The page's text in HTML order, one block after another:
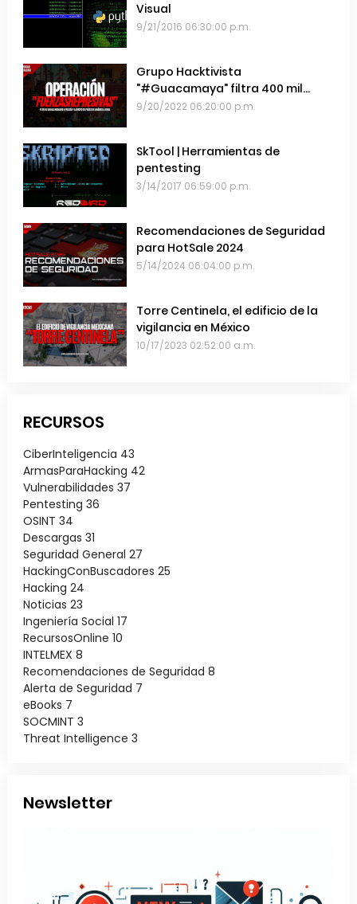
Visual
9/21/2016 06:30:00 p.m.
Grupo Hacktivista
"#Guacamaya" filtra 400 mil
emails de las Fuerzas Armadas de
9/20/2022 06:20:00 p.m.
SkTool | Herramientas de
pentesting
3/14/2017 06:59:00 p.m.
Recomendaciones de Seguridad
para HotSale 2024
5/14/2024 06:04:00 p.m.
Torre Centinela, el edificio de la
vigilancia en México
10/17/2023 02:52:00 a.m.
RECURSOS
CiberInteligencia 43
ArmasParaHacking 42
Vulnerabilidades 37
Pentesting 36
OSINT 34
Descargas 31
Seguridad General 27
HackingConBuscadores 25
Hacking 24
Noticias 23
Ingeniería Social 17
RecursosOnline 10
INTELMEX 8
Recomendaciones de Seguridad 8
Alerta de Seguridad 7
eBooks 7
SOCMINT 3
Threat Intelligence 3
Newsletter